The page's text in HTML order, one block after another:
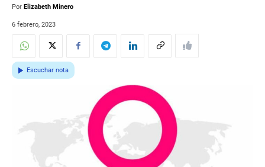
Por Elizabeth Minero
6 febrero, 2023
Escuchar nota